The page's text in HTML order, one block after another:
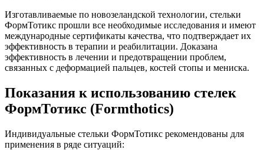
Изготавливаемые по новозеландской технологии, стельки
ФормТотикс прошли все необходимые исследования и имеют
международные сертификаты качества, что подтверждает их
эффективность в терапии и реабилитации. Доказана
эффективность в лечении и предотвращении проблем,
связанных с деформацией пальцев, костей стопы и мениска.
Показания к использованию стелек
ФормТотикс (Formthotics)
Индивидуальные стельки ФормТотикс рекомендованы для
применения в ряде ситуаций: